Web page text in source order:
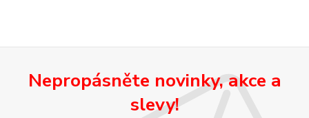
Nepropásněte novinky, akce a
slevy!